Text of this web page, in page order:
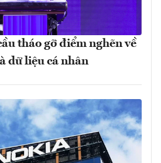
tháo gỡ điểm nghẽn về
dữ liệu cá nhân